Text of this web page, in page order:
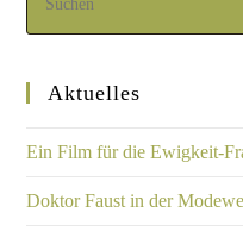
Aktuelles
Ein Film für die Ewigkeit-
Doktor Faust in der